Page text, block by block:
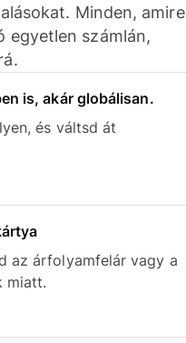
Minden, amire
egyetlen számlán,
is, akár globálisan.
és váltsd át
az árfolyamfelár vagy a
miatt.